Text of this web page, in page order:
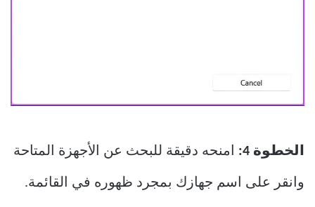
الخطوة 4: امنحه دقيقة للبحث عن الأجهزة المتاحة
وانقر على اسم جهازك بمجرد ظهوره في القائمة.